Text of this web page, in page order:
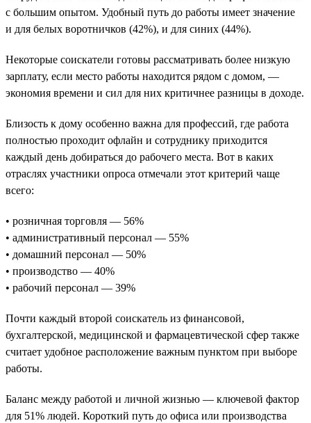
с большим опытом. Удобный путь до работы имеет значение
и для белых воротничков (42%), и для синих (44%).
Некоторые соискатели готовы рассматривать более низкую
зарплату, если место работы находится рядом с домом, —
экономия времени и сил для них критичнее разницы в доходе.
Близость к дому особенно важна для профессий, где работа
полностью проходит офлайн и сотруднику приходится
каждый день добираться до рабочего места. Вот в каких
отраслях участники опроса отмечали этот критерий чаще
всего:
• розничная торговля — 56%
• административный персонал — 55%
• домашний персонал — 50%
• производство — 40%
• рабочий персонал — 39%
Почти каждый второй соискатель из финансовой,
бухгалтерской, медицинской и фармацевтической сфер также
считает удобное расположение важным пунктом при выборе
работы.
Баланс между работой и личной жизнью — ключевой фактор
для 51% людей. Короткий путь до офиса или производства